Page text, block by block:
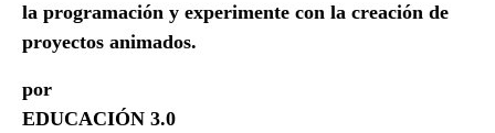
la programación y experimente con la creación de
proyectos animados.
por
EDUCACIÓN 3.0